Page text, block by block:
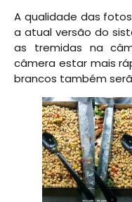
A qualidade das
a atual versão do
as tremidas na
câmera estar mais
brancos também